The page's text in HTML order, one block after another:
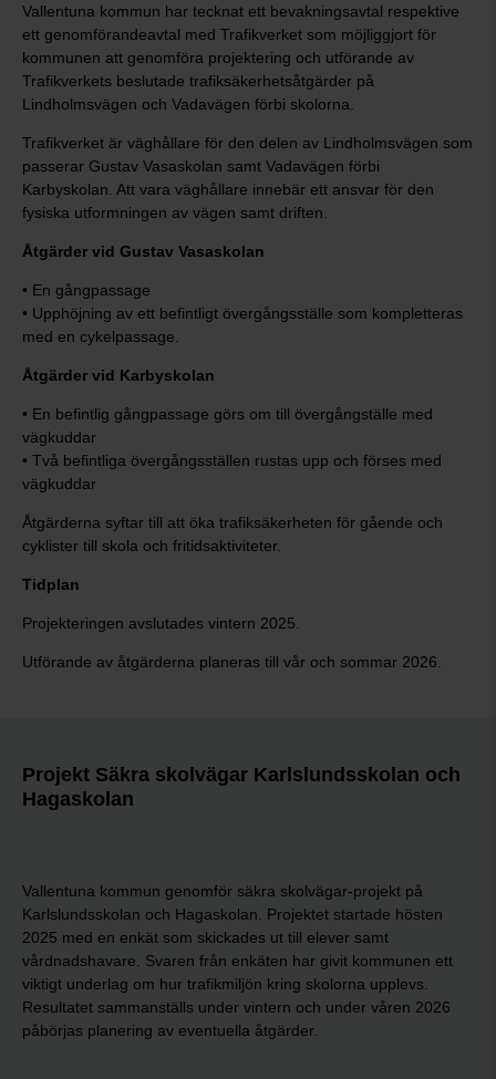
Vallentuna kommun har tecknat ett bevakningsavtal respektive
ett genomförandeavtal med Trafikverket som möjliggjort för
kommunen att genomföra projektering och utförande av
Trafikverkets beslutade trafiksäkerhetsåtgärder på
Lindholmsvägen och Vadavägen förbi skolorna.
Trafikverket är väghållare för den delen av Lindholmsvägen som
passerar Gustav Vasaskolan samt Vadavägen förbi
Karbyskolan. Att vara väghållare innebär ett ansvar för den
fysiska utformningen av vägen samt driften.
Åtgärder vid Gustav Vasaskolan
• En gångpassage
• Upphöjning av ett befintligt övergångsställe som kompletteras
med en cykelpassage.
Åtgärder vid Karbyskolan
• En befintlig gångpassage görs om till övergångställe med
vägkuddar
• Två befintliga övergångsställen rustas upp och förses med
vägkuddar
Åtgärderna syftar till att öka trafiksäkerheten för gående och
cyklister till skola och fritidsaktiviteter.
Tidplan
Projekteringen avslutades vintern 2025.
Utförande av åtgärderna planeras till vår och sommar 2026.
Projekt Säkra skolvägar Karlslundsskolan och
Hagaskolan
Vallentuna kommun genomför säkra skolvägar-projekt på
Karlslundsskolan och Hagaskolan. Projektet startade hösten
2025 med en enkät som skickades ut till elever samt
vårdnadshavare. Svaren från enkäten har givit kommunen ett
viktigt underlag om hur trafikmiljön kring skolorna upplevs.
Resultatet sammanställs under vintern och under våren 2026
påbörjas planering av eventuella åtgärder.